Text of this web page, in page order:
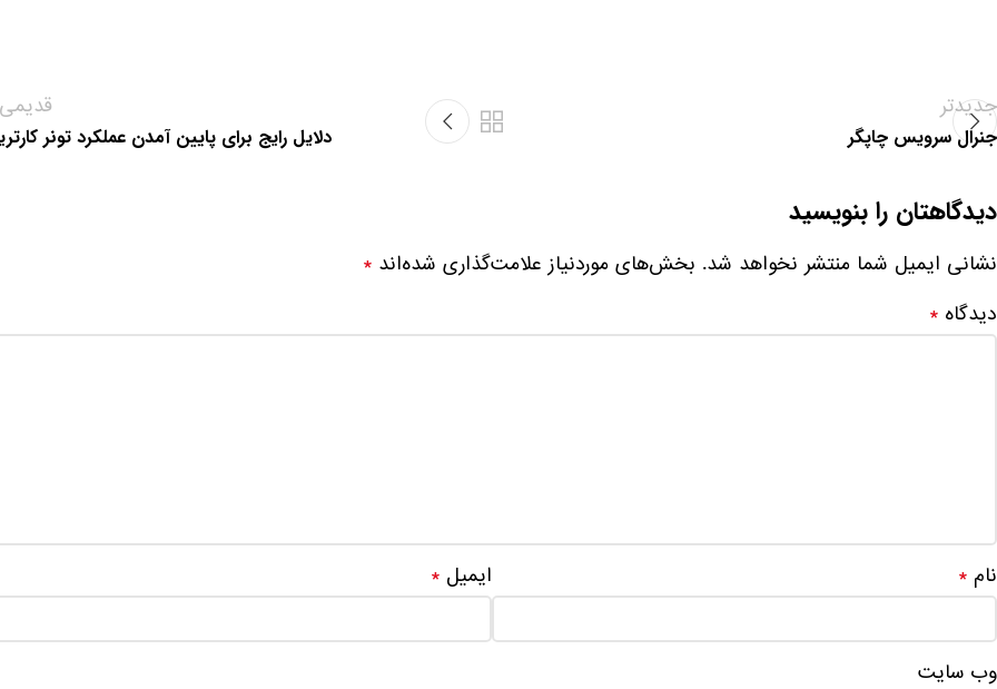
جدیدتر
جنرال سرویس چاپگر دلایل رایج برای پایین آمدن عملکرد تونر
دیدگاهتان را بنویسید
نشانی ایمیل شما منتشر نخواهد شد. بخش‌های موردنیاز علامت‌گذاری شده‌اند *
دیدگاه *
نام * ایمیل*
وب‌ سایت